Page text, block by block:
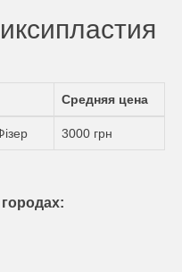
Средняя цена
3000 грн